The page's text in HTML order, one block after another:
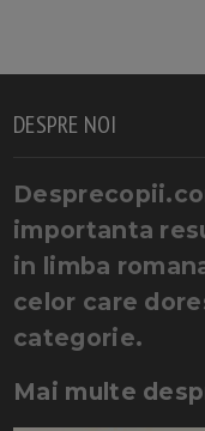
DESPRE NOI
importanta
in limba
celor care
categorie.
Mai multe